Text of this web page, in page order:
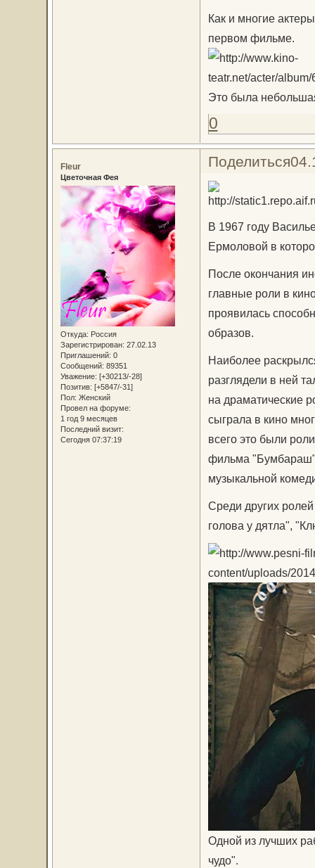
Как и многие
первом фильме.
Это была
0
Поделиться
Fleur
Цветочная Фея
Откуда: Россия
Зарегистрирован: 27.02.13
Приглашений: 0
Сообщений: 89351
Уважение: [+30213/-28]
Позитив: [+5847/-31]
Пол: Женский
Провел на форуме:
1 год 9 месяцев
Последний визит:
Сегодня 07:37:19
В 1967 году
Ермоловой в
После окончания
главные роли в
проявилась
образов.
Наиболее
разглядели в ней
на драматические
сыграла в кино
всего это были
фильма
музыкальной
Среди других
голова у дятла",
Одной из лучших
чудо".